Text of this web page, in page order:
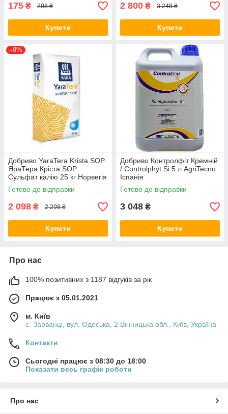
175 ₴ 208 ₴
Купити
2 800 ₴ 3 248 ₴
Купити
–9%
Добриво YaraTera Krista SOP
ЯраТера Кріста SOP
Сульфат калію 25 кг Норвегія
Готово до відправки
2 098 ₴ 2 298 ₴
Купити
Добриво Контролфіт Кремній
/ Controlphyt Si 5 л AgriTecno
Іспанія
Готово до відправки
3 048 ₴
Купити
Про нас
100% позитивних з 1187 відгуків за рік
Працює з 05.01.2021
м. Київ
с. Зарванці, вул. Одеська, 2 Вінницька обл., Київ, Україна
Контакти
Сьогодні працює з 08:30 до 18:00
Показати весь графік роботи
Про нас